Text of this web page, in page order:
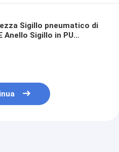
Sigillo pneumatico di
Anello Sigillo in PU